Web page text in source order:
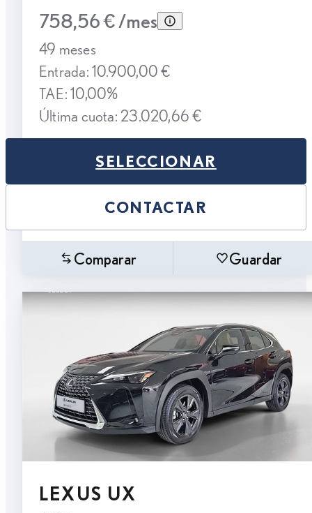
758,56 € /mes
49 meses
Entrada: 10.900,00 €
TAE: 10,00%
Última cuota: 23.020,66 €
SELECCIONAR
CONTACTAR
Comparar Guardar
LEXUS UX